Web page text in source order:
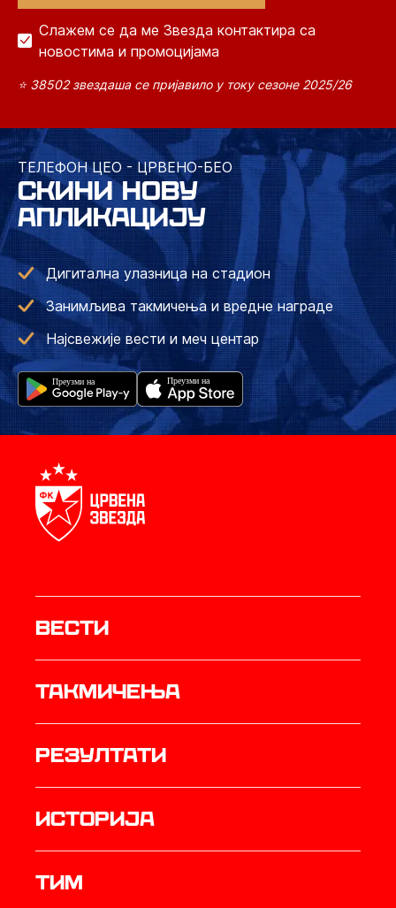
Слажем се да ме Звезда контактира са
новостима и промоцијама
⭐ 38502 звездаша се пријавило у току сезоне 2025/26
ТЕЛЕФОН ЦЕО - ЦРВЕНО-БЕО
СКИНИ НОВУ
АПЛИКАЦИЈУ
Дигитална улазница на стадион
Занимљива такмичења и вредне награде
Најсвежије вести и меч центар
Вести
Такмичења
резултати
историја
ТИМ